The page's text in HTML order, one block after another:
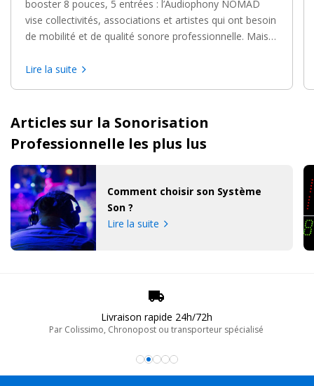
booster 8 pouces, 5 entrées : l’Audiophony NOMAD
vise collectivités, associations et artistes qui ont besoin
de mobilité et de qualité sonore professionnelle. Mais
Lire la suite
Articles sur la Sonorisation
Professionnelle les plus lus
Comment choisir son Système
Son ?
Lire la suite
Livraison rapide 24h/72h
Par Colissimo, Chronopost ou transporteur spécialisé